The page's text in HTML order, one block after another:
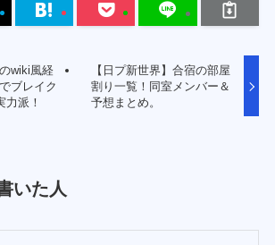
wiki風経
ブレイク
力派！
【日プ新世界】合宿の部屋
割り一覧！同室メンバー＆
予想まとめ。
いた人